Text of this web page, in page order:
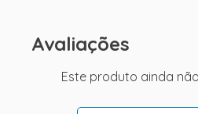
Avaliações
Este produto ainda